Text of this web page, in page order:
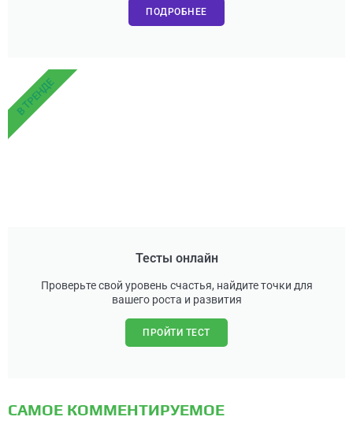
ПОДРОБНЕЕ
Тесты онлайн
Проверьте свой уровень счастья, найдите точки для
вашего роста и развития
ПРОЙТИ ТЕСТ
В ТРЕНДЕ
САМОЕ КОММЕНТИРУЕМОЕ